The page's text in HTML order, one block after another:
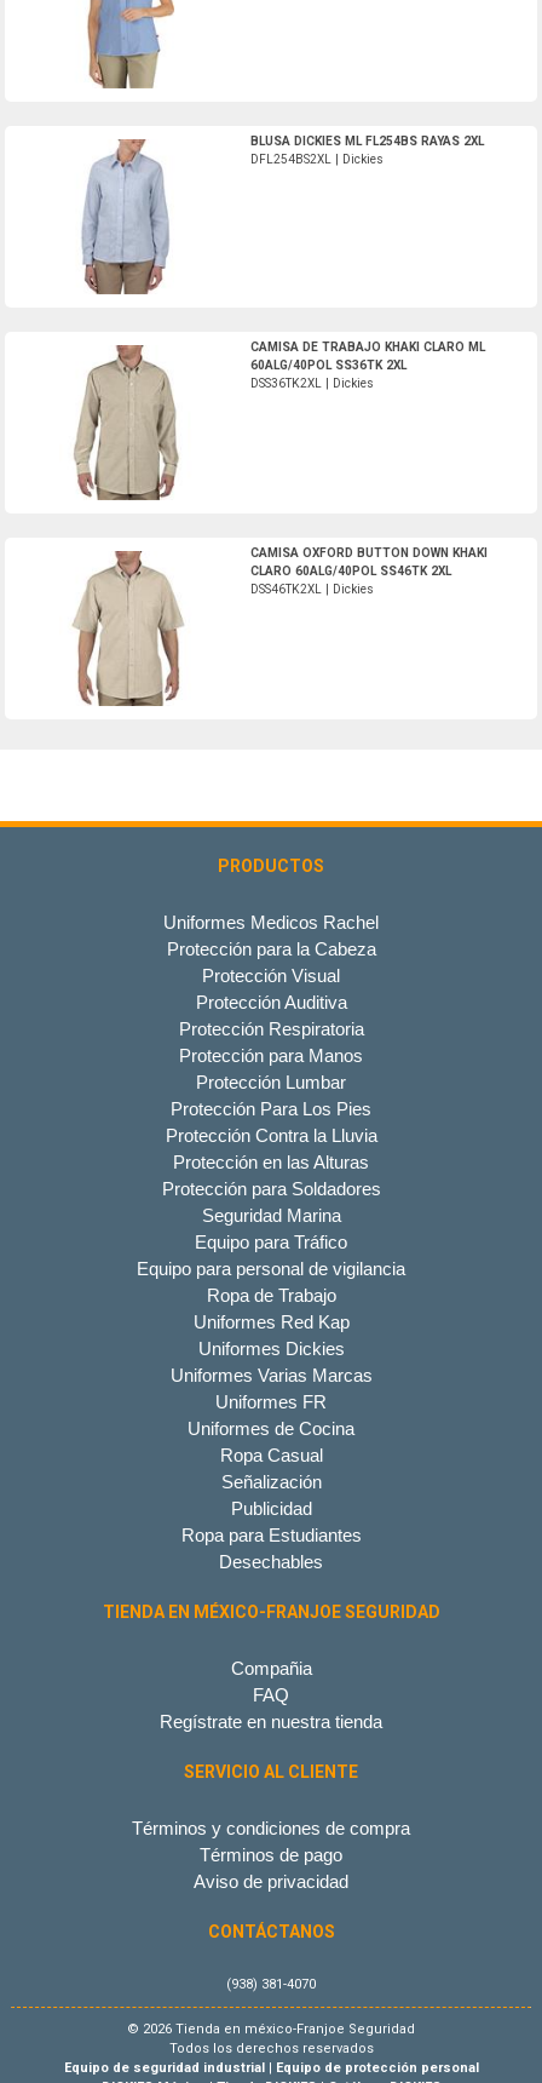
BLUSA DICKIES ML FL254BS RAYAS 2XL
DFL254BS2XL | Dickies
CAMISA DE TRABAJO KHAKI CLARO ML
60ALG/40POL SS36TK 2XL
DSS36TK2XL | Dickies
CAMISA OXFORD BUTTON DOWN KHAKI
CLARO 60ALG/40POL SS46TK 2XL
DSS46TK2XL | Dickies
PRODUCTOS
Uniformes Medicos Rachel
Protección para la Cabeza
Protección Visual
Protección Auditiva
Protección Respiratoria
Protección para Manos
Protección Lumbar
Protección Para Los Pies
Protección Contra la Lluvia
Protección en las Alturas
Protección para Soldadores
Seguridad Marina
Equipo para Tráfico
Equipo para personal de vigilancia
Ropa de Trabajo
Uniformes Red Kap
Uniformes Dickies
Uniformes Varias Marcas
Uniformes FR
Uniformes de Cocina
Ropa Casual
Señalización
Publicidad
Ropa para Estudiantes
Desechables
TIENDA EN MÉXICO-FRANJOE SEGURIDAD
Compañia
FAQ
Regístrate en nuestra tienda
SERVICIO AL CLIENTE
Términos y condiciones de compra
Términos de pago
Aviso de privacidad
CONTÁCTANOS
(938) 381-4070
© 2026 Tienda en méxico-Franjoe Seguridad
Todos los derechos reservados
Equipo de seguridad industrial| Equipo de protección personal